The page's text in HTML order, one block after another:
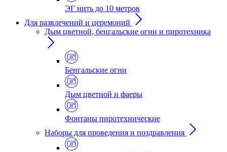
ЭГ нить до 10 метров
Для развлечений и церемоний
Дым цветной, бенгальские огни и пиротехника
Бенгальские огни
Дым цветной и фаеры
Фонтаны пиротехнические
Наборы для проведения и поздравления